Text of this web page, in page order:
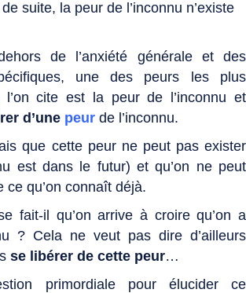
suite, la peur de l’inconnu n’existe
de l’anxiété générale et des
une des peurs les plus
l’on cite est la peur de l’inconnu et
d’une peur de l’inconnu.
que cette peur ne peut pas exister
est dans le futur) et qu’on ne peut
ce qu’on connaît déjà.
fait-il qu’on arrive à croire qu’on a
? Cela ne veut pas dire d’ailleurs
se libérer de cette peur…
primordiale pour élucider ce